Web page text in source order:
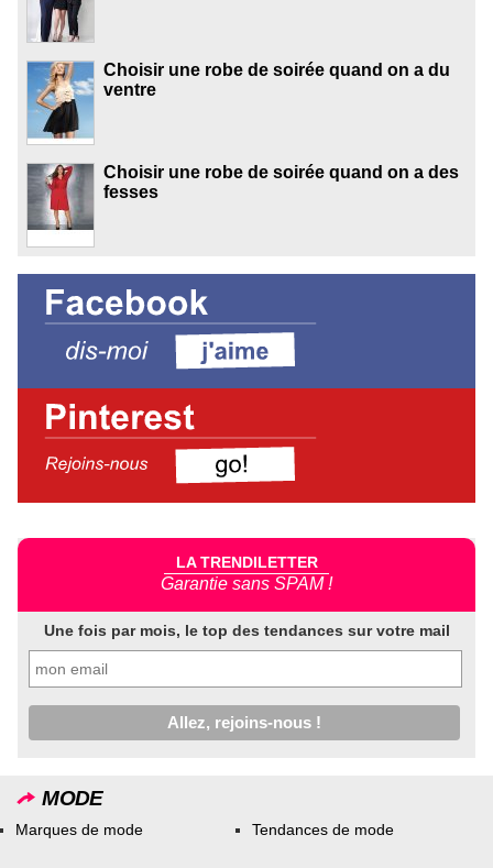
Choisir une robe de soirée quand on a du
ventre
Choisir une robe de soirée quand on a des
fesses
LA TRENDILETTER
Garantie sans SPAM !
Une fois par mois, le top des tendances sur votre mail
MODE
Marques de mode Tendances de mode